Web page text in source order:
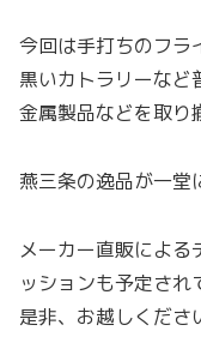
今回は手打ちのフラ
黒いカトラリーなど
金属製品などを取り
燕三条の逸品が一堂
メーカー直販による
ッションも予定され
是非、お越しくださ